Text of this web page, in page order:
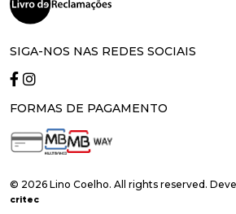
SIGA-NOS NAS REDES SOCIAIS
FORMAS DE PAGAMENTO
© 2026 Lino Coelho. All rights reserved.
critec